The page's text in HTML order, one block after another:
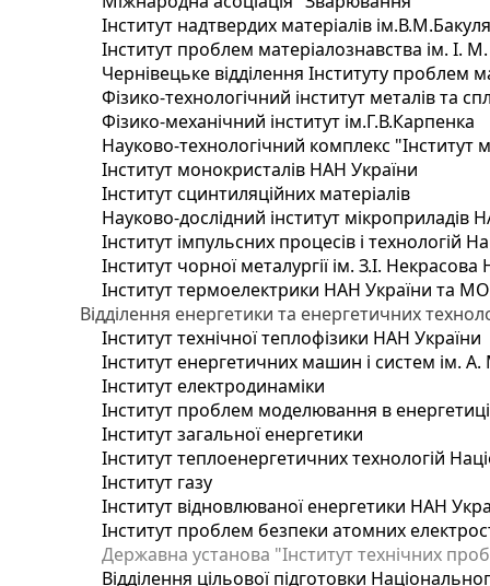
Інститут надтвердих матеріалів
Інститут проблем матеріалознавства ім. І.
Чернівецьке відділення Інституту проблем
Фізико-технологічний інститут металів та
Фізико-механічний інститут ім.Г.В.Карпенка
Науково-технологічний комплекс "Інститут
Інститут монокристалів НАН України
Інститут сцинтиляційних матеріалів
Науково-дослідний інститут мікроприладів
Інститут імпульсних процесів і технологій
Інститут чорної металургії ім. З.І.
Інститут термоелектрики НАН України та
Відділення енергетики та енергетичних
Інститут технічної теплофізики НАН України
Інститут енергетичних машин і систем ім.
Інститут електродинаміки
Інститут проблем моделювання в
Інститут загальної енергетики
Інститут теплоенергетичних технологій
Інститут газу
Інститут відновлюваної енергетики НАН
Інститут проблем безпеки атомних
Державна установа "Інститут технічних
Відділення цільової підготовки